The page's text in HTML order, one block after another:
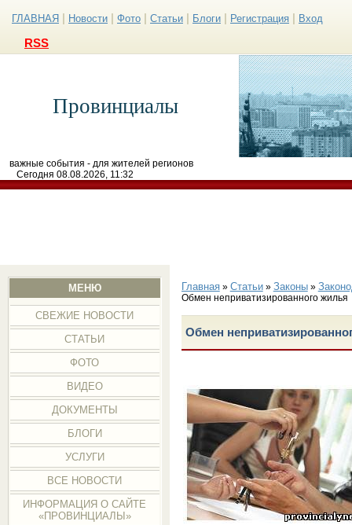
ГЛАВНАЯ Новости Фото Статьи Блоги Регистрация Вход
RSS
Провинциалы
важные события - для жителей регионов
Сегодня 08.08.2026, 11:32
МЕНЮ
СВЕЖИЕ НОВОСТИ
СТАТЬИ
ФОТО
ВИДЕО
ДОКУМЕНТЫ
БЛОГИ
УСЛУГИ
ВСЕ НОВОСТИ
ИНФОРМАЦИЯ О САЙТЕ
«ПРОВИНЦИАЛЫ»
Главная» Статьи» Законы»
Обмен неприватизированного жилья
Обмен